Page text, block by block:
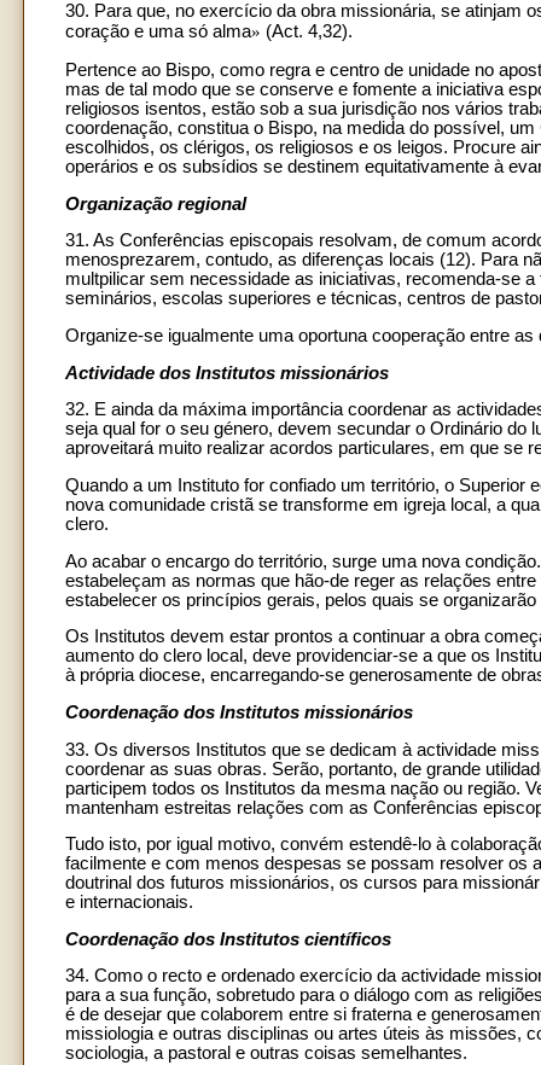
30. Para que, no exercício da obra missionária, se atinjam
coração e uma só alma» (Act. 4,32).
Pertence ao Bispo, como regra e centro de unidade no
mas de tal modo que se conserve e fomente a iniciativa
religiosos isentos, estão sob a sua jurisdição nos vários
coordenação, constitua o Bispo, na medida do possível,
escolhidos, os clérigos, os religiosos e os leigos. Procure
operários e os subsídios se destinem equitativamente à
Organização regional
31. As Conferências episcopais resolvam, de comum
menosprezarem, contudo, as diferenças locais (12). Para
multpilicar sem necessidade as iniciativas, recomenda-se
seminários, escolas superiores e técnicas, centros de
Organize-se igualmente uma oportuna cooperação entre
Actividade dos Institutos missionários
32. E ainda da máxima importância coordenar as
seja qual for o seu género, devem secundar o Ordinário
aproveitará muito realizar acordos particulares, em que se
Quando a um Instituto for confiado um território, o Superior
nova comunidade cristã se transforme em igreja local, a
clero.
Ao acabar o encargo do território, surge uma nova
estabeleçam as normas que hão-de reger as relações
estabelecer os princípios gerais, pelos quais se
Os Institutos devem estar prontos a continuar a obra
aumento do clero local, deve providenciar-se a que os
à própria diocese, encarregando-se generosamente de
Coordenação dos Institutos missionários
33. Os diversos Institutos que se dedicam à actividade
coordenar as suas obras. Serão, portanto, de grande
participem todos os Institutos da mesma nação ou região.
mantenham estreitas relações com as Conferências
Tudo isto, por igual motivo, convém estendê-lo à
facilmente e com menos despesas se possam resolver os
doutrinal dos futuros missionários, os cursos para
e internacionais.
Coordenação dos Institutos científicos
34. Como o recto e ordenado exercício da actividade
para a sua função, sobretudo para o diálogo com as
é de desejar que colaborem entre si fraterna e
missiologia e outras disciplinas ou artes úteis às missões,
sociologia, a pastoral e outras coisas semelhantes.